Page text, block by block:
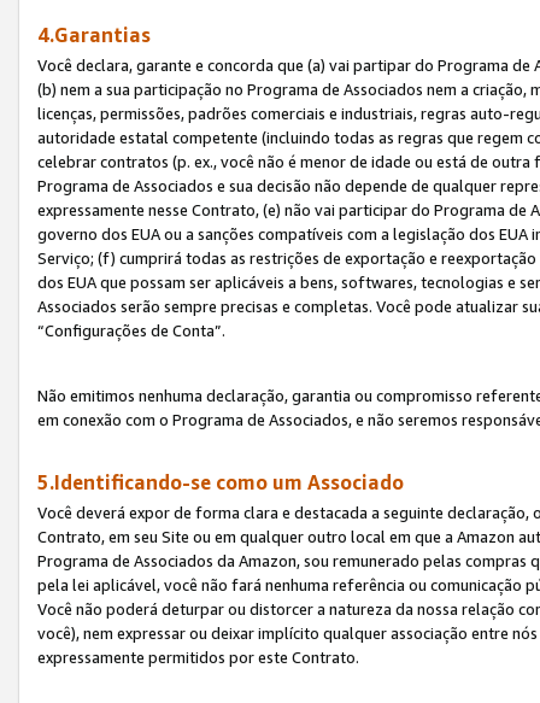
4.Garantias
Você declara, garante e concorda que (a) vai partipar do Programa
(b) nem a sua participação no Programa de Associados nem a
licenças, permissões, padrões comerciais e industriais, regras auto-
autoridade estatal competente (incluindo todas as regras que regem
celebrar contratos (p. ex., você não é menor de idade ou está de
Programa de Associados e sua decisão não depende de qualquer
expressamente nesse Contrato, (e) não vai participar do Programa
governo dos EUA ou a sanções compatíveis com a legislação dos
Serviço; (f) cumprirá todas as restrições de exportação e
dos EUA que possam ser aplicáveis a bens, softwares, tecnologias e
Associados serão sempre precisas e completas. Você pode atualizar
“Configurações de Conta”.
Não emitimos nenhuma declaração, garantia ou compromisso
em conexão com o Programa de Associados, e não seremos
5.Identificando-se como um Associado
Você deverá expor de forma clara e destacada a seguinte
Contrato, em seu Site ou em qualquer outro local em que a Amazon
Programa de Associados da Amazon, sou remunerado pelas
pela lei aplicável, você não fará nenhuma referência ou comunicação
Você não poderá deturpar ou distorcer a natureza da nossa relação
você), nem expressar ou deixar implícito qualquer associação entre
expressamente permitidos por este Contrato.